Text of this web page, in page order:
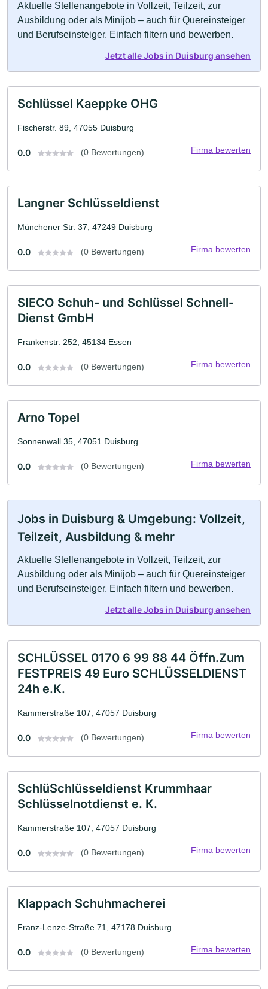
Aktuelle Stellenangebote in Vollzeit, Teilzeit, zur
Ausbildung oder als Minijob – auch für Quereinsteiger
und Berufseinsteiger. Einfach filtern und bewerben.
Jetzt alle Jobs in Duisburg ansehen
Schlüssel Kaeppke OHG
Fischerstr. 89, 47055 Duisburg
0.0 (0 Bewertungen) Firma bewerten
Langner Schlüsseldienst
Münchener Str. 37, 47249 Duisburg
0.0 (0 Bewertungen) Firma bewerten
SIECO Schuh- und Schlüssel Schnell-
Dienst GmbH
Frankenstr. 252, 45134 Essen
0.0 (0 Bewertungen) Firma bewerten
Arno Topel
Sonnenwall 35, 47051 Duisburg
0.0 (0 Bewertungen) Firma bewerten
Jobs in Duisburg & Umgebung: Vollzeit,
Teilzeit, Ausbildung & mehr
Aktuelle Stellenangebote in Vollzeit, Teilzeit, zur
Ausbildung oder als Minijob – auch für Quereinsteiger
und Berufseinsteiger. Einfach filtern und bewerben.
Jetzt alle Jobs in Duisburg ansehen
SCHLÜSSEL 0170 6 99 88 44 Öffn.Zum
FESTPREIS 49 Euro SCHLÜSSELDIENST
24h e.K.
Kammerstraße 107, 47057 Duisburg
0.0 (0 Bewertungen) Firma bewerten
SchlüSchlüsseldienst Krummhaar
Schlüsselnotdienst e. K.
Kammerstraße 107, 47057 Duisburg
0.0 (0 Bewertungen) Firma bewerten
Klappach Schuhmacherei
Franz-Lenze-Straße 71, 47178 Duisburg
0.0 (0 Bewertungen) Firma bewerten